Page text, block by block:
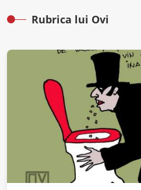
Rubrica lui Ovi